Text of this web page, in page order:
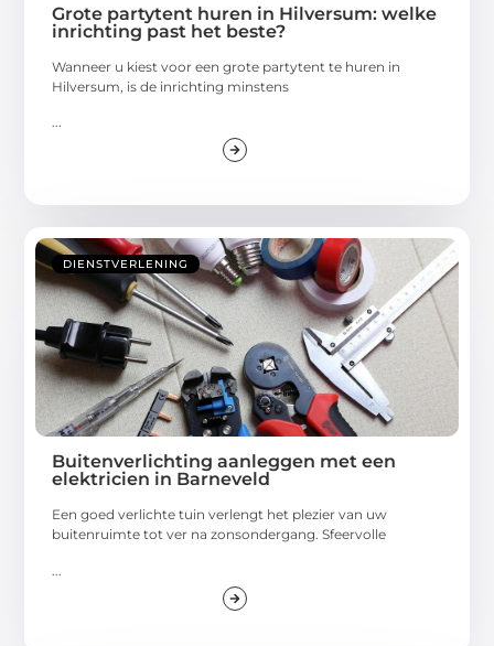
Grote partytent huren in Hilversum: welke
inrichting past het beste?
Wanneer u kiest voor een grote partytent te huren in
Hilversum, is de inrichting minstens
...
DIENSTVERLENING
Buitenverlichting aanleggen met een
elektricien in Barneveld
Een goed verlichte tuin verlengt het plezier van uw
buitenruimte tot ver na zonsondergang. Sfeervolle